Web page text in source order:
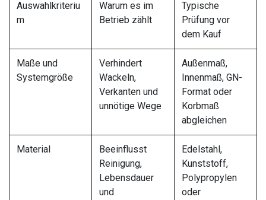
Auswahlkriteriu
m
Warum es im
Betrieb zählt
Typische
Prüfung vor
dem Kauf
Maße und
Systemgröße
Verhindert
Wackeln,
Verkanten und
unnötige Wege
Außenmaß,
Innenmaß, GN-
Format oder
Korbmaß
abgleichen
Material
Beeinflusst
Reinigung,
Lebensdauer
und
Edelstahl,
Kunststoff,
Polypropylen
oder